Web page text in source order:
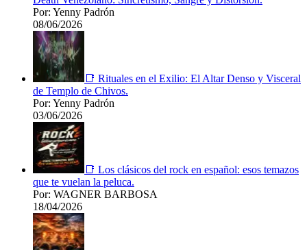
Por: Yenny Padrón
08/06/2026
📑 Rituales en el Exilio: El Altar Denso y Visceral
de Templo de Chivos.
Por: Yenny Padrón
03/06/2026
📑 Los clásicos del rock en español: esos temazos
que te vuelan la peluca.
Por: WAGNER BARBOSA
18/04/2026